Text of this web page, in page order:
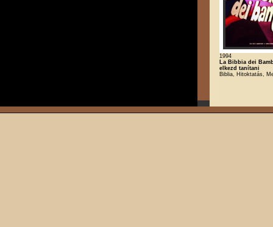
1994
La Bibbia dei
elkezd tanítani
Biblia, Hitoktatás,